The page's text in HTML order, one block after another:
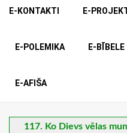
E-KONTAKTI E-
E-POLEMIKA E-BĪBELE
E-AFIŠA
117. Ko Dievs vēlas